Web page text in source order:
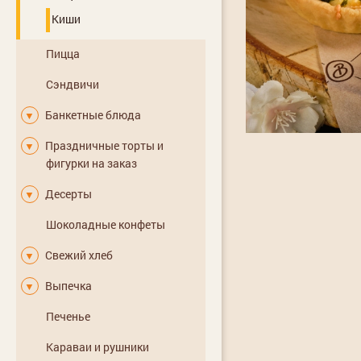
Киши
Пицца
Сэндвичи
▼ Банкетные блюда
▼
Праздничные торты и
фигурки на заказ
▼
Десерты
Шоколадные конфеты
▼ Свежий хлеб
▼
Выпечка
Печенье
Караваи и рушники